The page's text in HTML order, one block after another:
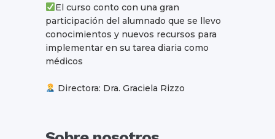
El curso conto con una gran
participación del alumnado que se llevo
conocimientos y nuevos recursos para
implementar en su tarea diaria como
médicos
Directora: Dra. Graciela Rizzo